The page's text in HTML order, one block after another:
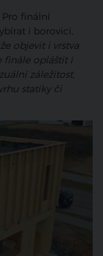
Pro finální
i borovici,
objevit i vrstva
finále opláštit i
záležitost,
statiky či